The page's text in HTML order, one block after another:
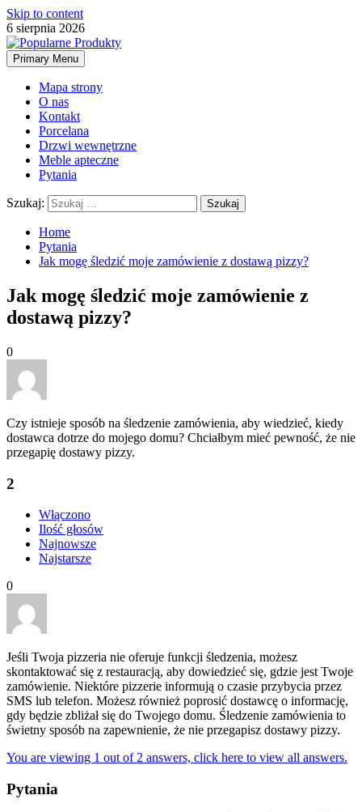
Skip to content
6 sierpnia 2026
Primary Menu
Mapa strony
O nas
Kontakt
Porcelana
Drzwi wewnętrzne
Meble apteczne
Pytania
Szukaj:
Home
Pytania
Jak mogę śledzić moje zamówienie z dostawą pizzy?
Jak mogę śledzić moje zamówienie z
dostawą pizzy?
0
Czy istnieje sposób na śledzenie zamówienia, aby wiedzieć, kiedy
dostawca dotrze do mojego domu? Chciałbym mieć pewność, że nie
przegapię dostawy pizzy.
2
Włączono
Ilość głosów
Najnowsze
Najstarsze
0
Jeśli Twoja pizzeria nie oferuje funkcji śledzenia, możesz
skontaktować się z restauracją, aby dowiedzieć się, gdzie jest Twoje
zamówienie. Niektóre pizzerie informują o czasie przybycia przez
SMS lub telefon. Możesz również poprosić dostawcę o informację,
gdy będzie zbliżał się do Twojego domu. Śledzenie zamówienia to
świetny sposób na zapewnienie, że nie przegapisz dostawy pizzy.
You are viewing 1 out of 2 answers, click here to view all answers.
Pytania